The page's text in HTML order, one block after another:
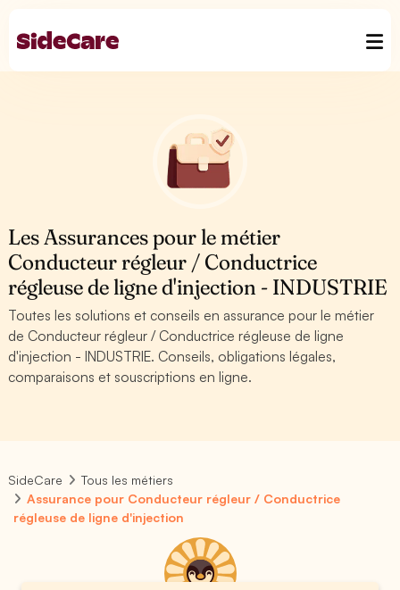
Les Assurances pour le métier
Conducteur régleur / Conductrice
régleuse de ligne d'injection - INDUSTRIE
Toutes les solutions et conseils en assurance pour le métier
de Conducteur régleur / Conductrice régleuse de ligne
d'injection - INDUSTRIE. Conseils, obligations légales,
comparaisons et souscriptions en ligne.
SideCare
Tous les métiers
Assurance pour Conducteur régleur / Conductrice
régleuse de ligne d'injection